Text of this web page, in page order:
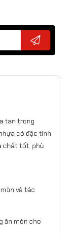
tan trong
có đặc tính
chất tốt, phù
và tác
ăn mòn cho